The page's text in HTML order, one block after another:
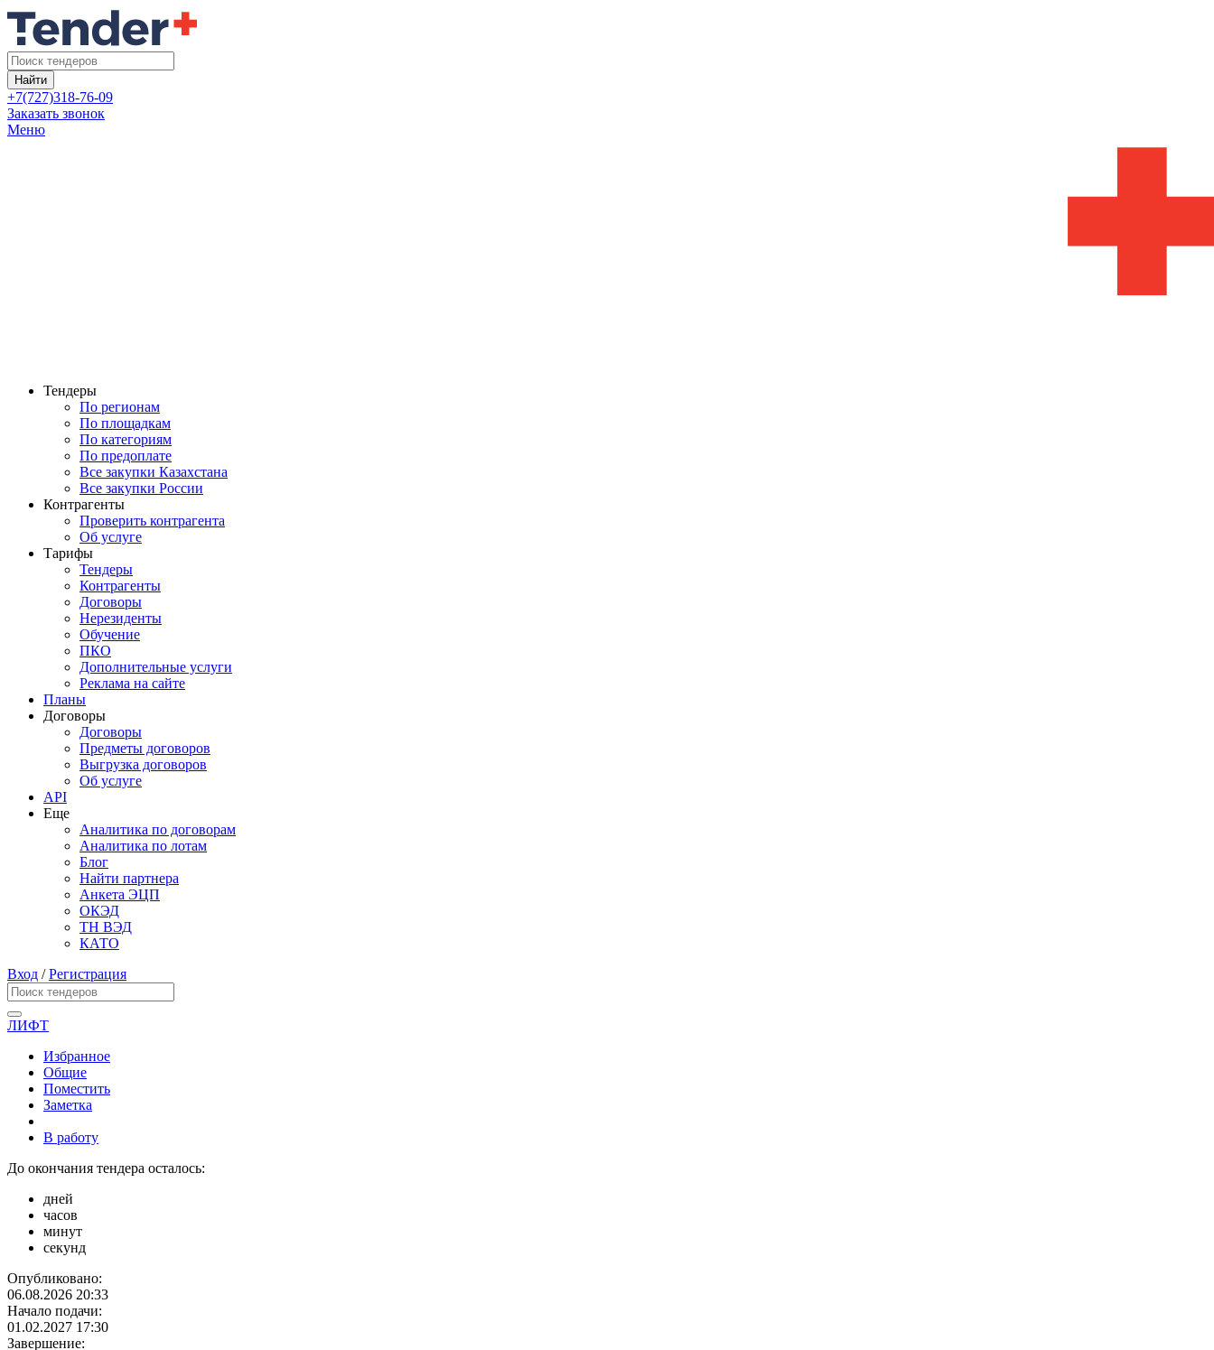
Найти
+7(727)318-76-09
Заказать звонок
Меню
Тендеры
По регионам
По площадкам
По категориям
По предоплате
Все закупки Казахстана
Все закупки России
Контрагенты
Проверить контрагента
Об услуге
Тарифы
Тендеры
Контрагенты
Договоры
Нерезиденты
Обучение
ПКО
Дополнительные услуги
Реклама на сайте
Планы
Договоры
Договоры
Предметы договоров
Выгрузка договоров
Об услуге
API
Еще
Аналитика по договорам
Аналитика по лотам
Блог
Найти партнера
Анкета ЭЦП
ОКЭД
ТН ВЭД
КАТО
Вход /Регистрация
ЛИФТ
Избранное
Общие
Поместить
Заметка
В работу
До окончания тендера осталось:
дней
часов
минут
секунд
Опубликовано:
06.08.2026 20:33
Начало подачи:
01.02.2027 17:30
Завершение: